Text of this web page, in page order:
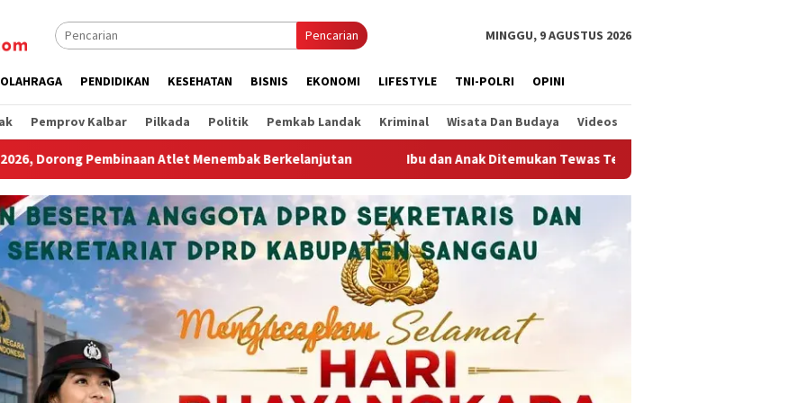
Pencarian MINGGU, 9 AGUSTUS 2026
OLAHRAGA PENDIDIKAN KESEHATAN BISNIS EKONOMI LIFESTYLE TNI-POLRI OPINI
Pemprov Kalbar Pilkada Politik Pemkab Landak Kriminal Wisata Dan Budaya Videos
Berkelanjutan Ibu dan Anak Ditemukan Tewas Terikat di Kuala Behe Landak, Polisi Selidiki Kasusnya